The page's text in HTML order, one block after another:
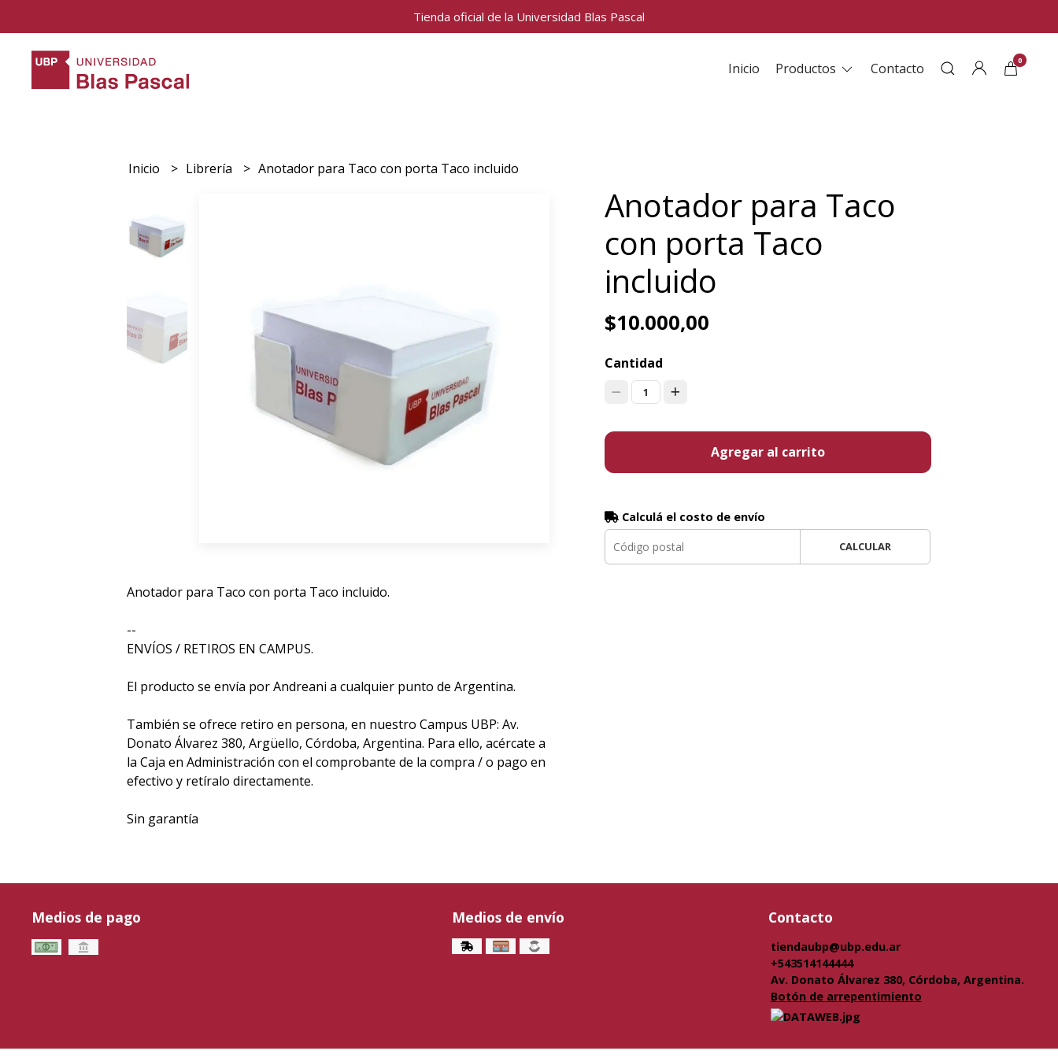
Tienda oficial de la Universidad Blas Pascal
Inicio Productos Contacto 0
Inicio Librería Anotador para Taco con porta Taco incluido
Anotador para Taco con porta Taco incluido.
--
ENVÍOS / RETIROS EN CAMPUS.
El producto se envía por Andreani a cualquier punto de Argentina.
También se ofrece retiro en persona, en nuestro Campus UBP: Av.
Donato Álvarez 380, Argüello, Córdoba, Argentina. Para ello, acércate a
la Caja en Administración con el comprobante de la compra / o pago en
efectivo y retíralo directamente.
Sin garantía
Anotador para Taco
con porta Taco
incluido
$10.000,00
Cantidad
1
Agregar al carrito
Calculá el costo de envío
CALCULAR
Medios de pago Medios de envío Contacto
tiendaubp@ubp.edu.ar
+543514144444
Av. Donato Álvarez 380, Córdoba, Argentina.
Botón de arrepentimiento